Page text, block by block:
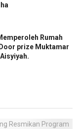
Rumah
prize Muktamar